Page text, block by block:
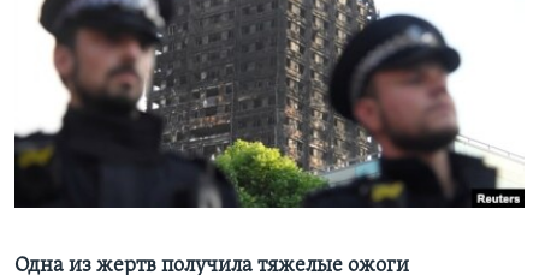
Learning English
СОЦИАЛЬНЫЕ СЕТИ
Одна из жертв получила тяжелые ожоги